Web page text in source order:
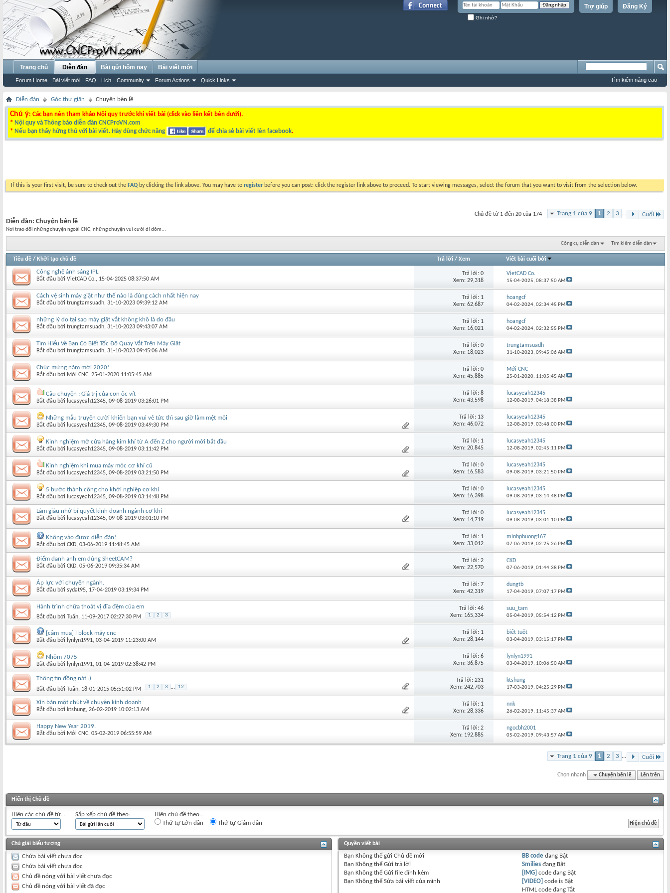
Đăng Ký
Trợ giúp
Ghi nhớ?
Trang chủ Diễn đàn
Forum Home Bài viết mới FAQ Lịch Community Forum Actions Quick Links
Bài gửi hôm nay Bài viết mới
Tìm kiếm nâng cao
Diễn đàn Góc thư giãn Chuyện bên lề
Chú ý: Các bạn nên tham khảo Nội quy trước khi viết bài (click vào liên kết bên dưới).
* Nội quy và Thông báo diễn đàn CNCProVN.com
* Nếu bạn thấy hứng thú với bài viết. Hãy dùng chức năng để chia sẻ bài viết lên facebook.
If this is your first visit, be sure to check out the FAQ by clicking the link above. You may have to register before you can post: click the register link above to proceed. To start viewing messages, select the forum that you want to visit from the selection below.
Trang 1 của 9 1 2 3 ... Cuối
Chủ đề từ 1 đến 20 của 174
Diễn đàn: Chuyện bên lề
Nơi trao đổi những chuyện ngoài CNC, những chuyện vui cười dí dỏm...
Công cụ diễn đàn Tìm kiếm diễn đàn
Tiêu đề / Khởi tạo chủ đề Trả lời/ Xem Viết bài cuối bởi
Công nghệ ánh sáng IPL
Bắt đầu bởi VietCAD Co.‎, 15-04-2025 08:37:50 AM
Trả lời: 0
Xem: 29,318
VietCAD Co.
15-04-2025,08:37:50 AM
Cách vệ sinh máy giặt như thế nào là đúng cách nhất hiện nay
Bắt đầu bởi trungtamsuadh‎, 31-10-2023 09:39:12 AM
Trả lời: 1
Xem: 62,687
hoangcf
04-02-2024,02:34:45 PM
những lý do tại sao máy giặt vắt không khô là do đâu
Bắt đầu bởi trungtamsuadh‎, 31-10-2023 09:43:07 AM
Trả lời: 1
Xem: 16,021
hoangcf
04-02-2024,02:32:55 PM
Tìm Hiểu Về Bạn Có Biết Tốc Độ Quay Vắt Trên Máy Giặt
Bắt đầu bởi trungtamsuadh‎, 31-10-2023 09:45:06 AM
Trả lời: 0
Xem: 18,023
trungtamsuadh
31-10-2023,09:45:06 AM
Chúc mừng năm mới 2020!
Bắt đầu bởi Mới CNC‎, 25-01-2020 11:05:45 AM
Trả lời: 0
Xem: 45,885
Mới CNC
25-01-2020, 11:05:45 AM
Câu chuyện : Giá trị của con ốc vít
Bắt đầu bởi lucasyeah12345‎, 09-08-2019 03:26:01 PM
Trả lời: 8
Xem: 43,598
lucasyeah12345
12-08-2019,04:18:38 PM
Những mẫu truyện cười khiến bạn vui vẻ tức thì sau giờ làm mệt mỏi
Bắt đầu bởi lucasyeah12345‎, 09-08-2019 03:49:30 PM
Trả lời: 13
Xem: 46,072
lucasyeah12345
12-08-2019,03:48:00 PM
Kinh nghiệm mở cửa hàng kim khí từ A đến Z cho người mới bắt đầu
Bắt đầu bởi lucasyeah12345‎, 09-08-2019 03:11:42 PM
Trả lời: 1
Xem: 20,845
lucasyeah12345
12-08-2019,02:45:11 PM
Kinh nghiệm khi mua máy móc cơ khí cũ
Bắt đầu bởi lucasyeah12345‎, 09-08-2019 03:21:50 PM
Trả lời: 0
Xem: 16,583
lucasyeah12345
09-08-2019,03:21:50 PM
5 bước thành công cho khởi nghiệp cơ khí
Bắt đầu bởi lucasyeah12345‎, 09-08-2019 03:14:48 PM
Trả lời: 0
Xem: 16,398
lucasyeah12345
09-08-2019,03:14:48 PM
Làm giàu nhờ bí quyết kinh doanh ngành cơ khí
Bắt đầu bởi lucasyeah12345‎, 09-08-2019 03:01:10 PM
Trả lời: 0
Xem: 14,719
lucasyeah12345
09-08-2019,03:01:10 PM
Không vào được diễn đàn!
Bắt đầu bởi CKD‎, 03-06-2019 11:48:45 AM
Trả lời: 1
Xem: 33,012
minhphuong167
07-06-2019,02:25:26 PM
Điểm danh anh em dùng SheetCAM?
Bắt đầu bởi CKD‎, 05-06-2019 09:35:34 AM
Trả lời: 2
Xem: 22,570
CKD
07-06-2019,01:44:38 PM
Áp lực với chuyên ngành.
Bắt đầu bởi sydat95‎, 17-04-2019 03:19:34 PM
Trả lời: 7
Xem: 42,319
dungtb
17-04-2019,07:07:17 PM
Hành trình chữa thoát vị đĩa đệm của em
Bắt đầu bởi Tuấn‎, 11-09-2017 02:27:30 PM 1 2 3
Trả lời: 46
Xem: 165,334
suu_tam
05-04-2019,05:54:12 PM
[cầm mua] l block máy cnc
Bắt đầu bởi lynlyn1991‎, 03-04-2019 11:23:00 AM
Trả lời: 1
Xem: 28,144
biết tuốt
03-04-2019,03:15:17 PM
Nhôm 7075
Bắt đầu bởi lynlyn1991‎, 01-04-2019 02:38:42 PM
Trả lời: 6
Xem: 36,875
lynlyn1991
03-04-2019, 10:06:50 AM
Thông tin đồng nát :)
Bắt đầu bởi Tuấn‎, 18-01-2015 05:51:02 PM 1 2 3 ... 12
Trả lời: 231
Xem: 242,703
ktshung
17-03-2019,04:25:29 PM
Xin bàn một chút về chuyện kinh doanh
Bắt đầu bởi ktshung‎, 26-02-2019 10:02:13 AM
Trả lời: 1
Xem: 28,336
nnk
26-02-2019, 11:45:37 AM
Happy New Year 2019.
Bắt đầu bởi Mới CNC‎, 05-02-2019 06:55:59 AM
Trả lời: 2
Xem: 192,885
ngocbh2001
05-02-2019,09:43:57 AM
Trang 1 của 9 1 2 3 ... Cuối
Chọn nhanh Chuyện bên lề Lên trên
Hiển thị Chủ đề
Hiện các chủ đề từ... Sắp xếp chủ đề theo:
Hiện chủ đề theo...
Thứ tự Lớn dần
Thứ tự Giảm dần
Chú giải biểu tượng
Chứa bài viết chưa đọc
Chứa bài viết chưa đọc
Chủ đề nóng với bài viết chưa đọc
Chủ đề nóng với bài viết đã đọc
Quyền viết bài
Bạn Không thểgửi Chủ đề mới
Bạn Không thểGửi trả lời
Bạn Không thểGửi file đính kèm
Bạn Không thểSửa bài viết của mình
BB code đang Bật
Smilies đang Bật
[IMG] code đang Bật
[VIDEO] code is Bật
HTML code đangTắt